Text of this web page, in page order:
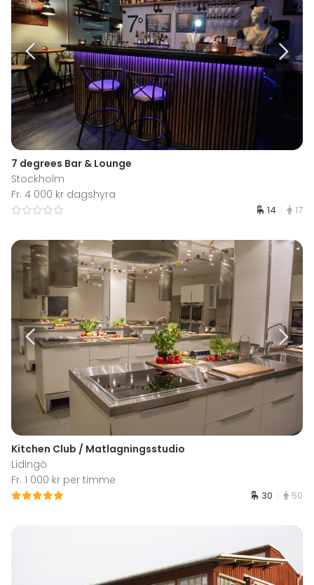
7 degrees Bar & Lounge
Stockholm
Fr. 4 000 kr dagshyra
14 17
Kitchen Club / Matlagningsstudio
Lidingö
Fr. 1 000 kr per timme
30 50